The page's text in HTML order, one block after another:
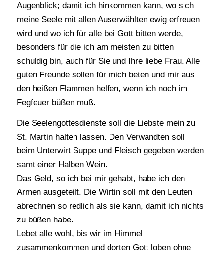
Augenblick; damit ich hinkommen kann, wo sich
meine Seele mit allen Auserwählten ewig erfreuen
wird und wo ich für alle bei Gott bitten werde,
besonders für die ich am meisten zu bitten
schuldig bin, auch für Sie und Ihre liebe Frau. Alle
guten Freunde sollen für mich beten und mir aus
den heißen Flammen helfen, wenn ich noch im
Fegfeuer büßen muß.
Die Seelengottesdienste soll die Liebste mein zu
St. Martin halten lassen. Den Verwandten soll
beim Unterwirt Suppe und Fleisch gegeben werden
samt einer Halben Wein.
Das Geld, so ich bei mir gehabt, habe ich den
Armen ausgeteilt. Die Wirtin soll mit den Leuten
abrechnen so redlich als sie kann, damit ich nichts
zu büßen habe.
Lebet alle wohl, bis wir im Himmel
zusammenkommen und dorten Gott loben ohne